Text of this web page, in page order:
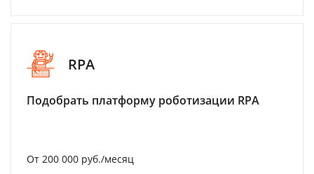
RPA
Подобрать платформу роботизации RPA
От 200 000 руб./месяц